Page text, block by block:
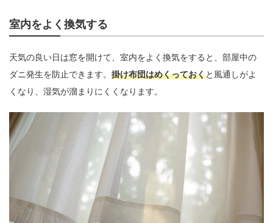
室内をよく換気する
天気の良い日は窓を開けて、室内をよく換気をすると、部屋中の
ダニ発生を防止できます。 掛け布団はめくっておくと風通しがよ
くなり、湿気が溜まりにくくなります。